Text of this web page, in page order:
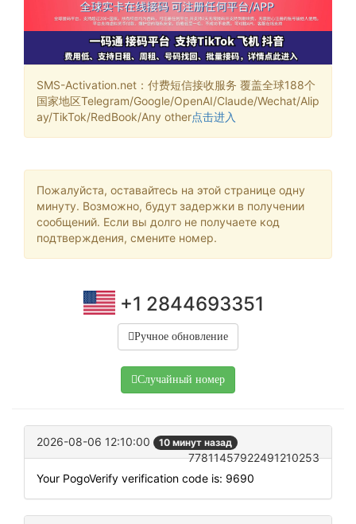
SMS-Activation.net：付费短信接收服务 覆盖全球188个
国家地区Telegram/Google/OpenAI/Claude/Wechat/Alip
ay/TikTok/RedBook/Any other点击进入
Пожалуйста, оставайтесь на этой странице одну
минуту. Возможно, будут задержки в получении
сообщений. Если вы долго не получаете код
подтверждения, смените номер.
+1 2844693351
Ручное обновление
Случайный номер
2026-08-06 12:10:00 10 минут назад
77811457922491210253
Your PogoVerify verification code is: 9690